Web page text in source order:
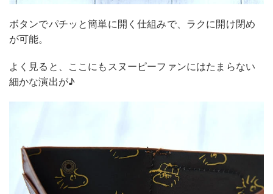
ボタンでパチッと簡単に開く仕組みで、ラクに開け閉め
が可能。
よく見ると、ここにもスヌーピーファンにはたまらない
細かな演出が♪